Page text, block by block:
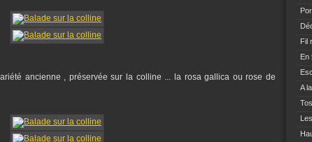
ancienne , préservée sur la colline ... la rosa gallica ou rose de
Fil
En
A